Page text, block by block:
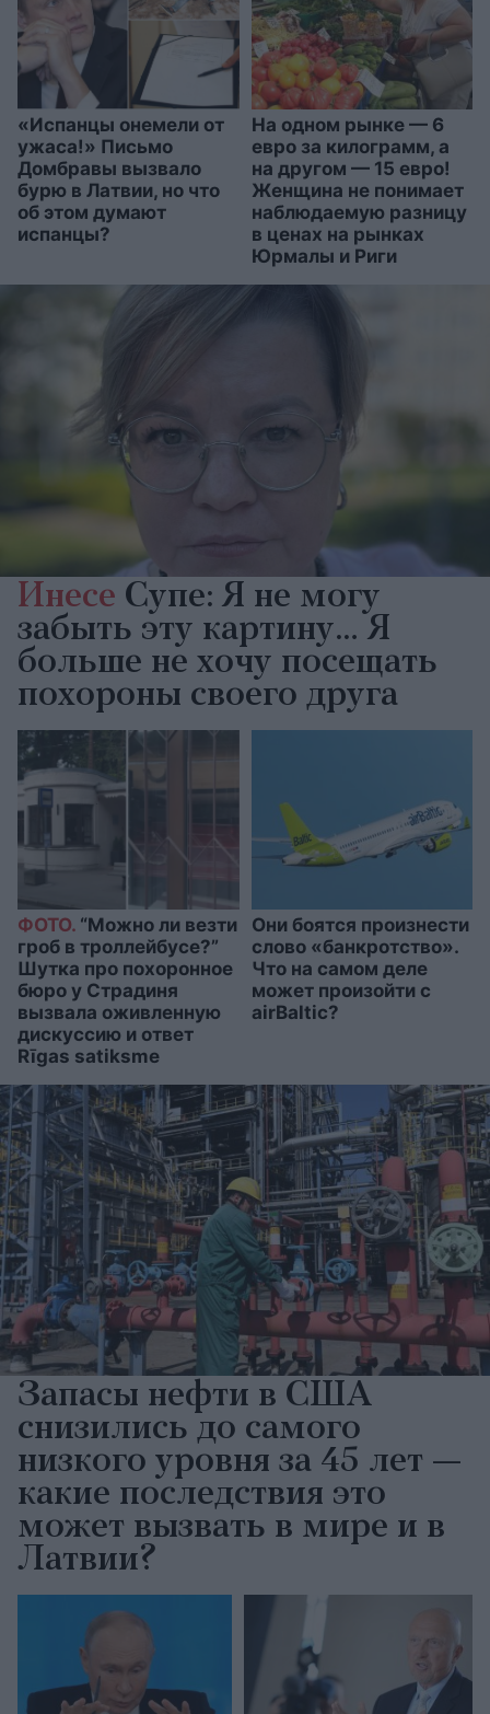
«Испанцы онемели от
ужаса!» Письмо
Домбравы вызвало
бурю в Латвии, но что
об этом думают
испанцы?
На одном рынке — 6
евро за килограмм, а
на другом — 15 евро!
Женщина не понимает
наблюдаемую разницу
в ценах на рынках
Юрмалы и Риги
Инесе Супе: Я не могу
забыть эту картину… Я
больше не хочу посещать
похороны своего друга
ФОТО. “Можно ли везти
гроб в троллейбусе?”
Шутка про похоронное
бюро у Страдиня
вызвала оживленную
дискуссию и ответ
Rīgas satiksme
Они боятся произнести
слово «банкротство».
Что на самом деле
может произойти с
airBaltic?
Запасы нефти в США
снизились до самого
низкого уровня за 45 лет —
какие последствия это
может вызвать в мире и в
Латвии?